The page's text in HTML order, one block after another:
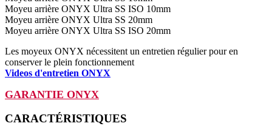
Moyeu arrière ONYX Ultra SS ISO 10mm
Moyeu arrière ONYX Ultra SS 20mm
Moyeu arrière ONYX Ultra SS ISO 20mm
Les moyeux ONYX nécessitent un entretien régulier pour en
conserver le plein fonctionnement
Videos d'entretien ONYX
GARANTIE ONYX
CARACTÉRISTIQUES